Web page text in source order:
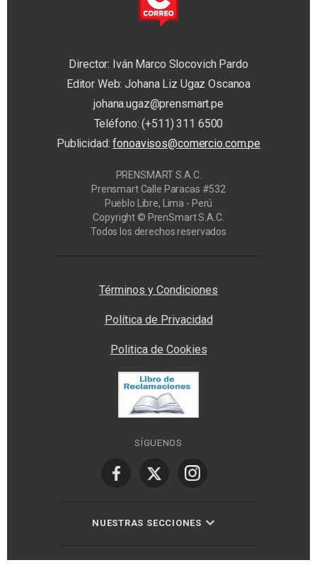
Director: Iván Marco Slocovich Pardo
Editor Web: Johana Liz Ugaz Oscanoa
johana.ugaz@prensmart.pe
Teléfono: (+511) 311 6500
Publicidad:fonoavisos@comercio.com.pe
PRENSMART S.A.C.
Prensmart Calle Paracas #532
Pueblo Libre, Lima - Perú
Copyright © PrenSmart S.A.C.
Todos los derechos reservados
Términos y Condiciones
Política de Privacidad
Politica de Cookies
SÍGUENOS
NUESTRAS SECCIONES